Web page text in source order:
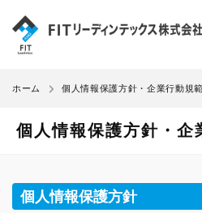
ホーム 個人情報保護方針・企業行動規範
個人情報保護方針・企
個人情報保護方針